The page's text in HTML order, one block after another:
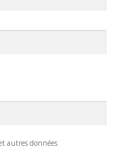
autres données